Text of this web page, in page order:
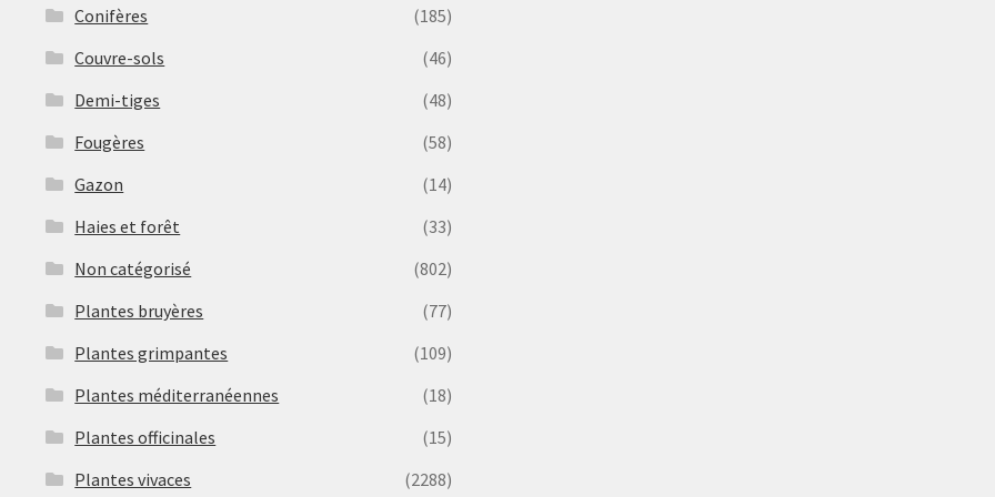
Conifères
(185)
Couvre-sols
(46)
Demi-tiges
(48)
Fougères
(58)
Gazon
(14)
Haies et forêt
(33)
Non catégorisé
(802)
Plantes bruyères
(77)
Plantes grimpantes
(109)
Plantes méditerranéennes
(18)
Plantes officinales
(15)
Plantes vivaces
(2288)